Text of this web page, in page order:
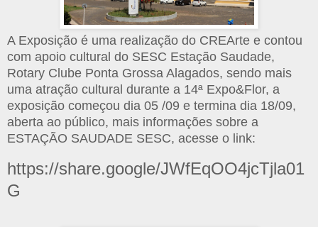
A Exposição é uma realização do CREArte e contou
com apoio cultural do SESC Estação Saudade,
Rotary Clube Ponta Grossa Alagados, sendo mais
uma atração cultural durante a 14ª Expo&Flor, a
exposição começou dia 05 /09 e termina dia 18/09,
aberta ao público, mais informações sobre a
ESTAÇÃO SAUDADE SESC, acesse o link:
https://share.google/JWfEqOO4jcTjla01
G